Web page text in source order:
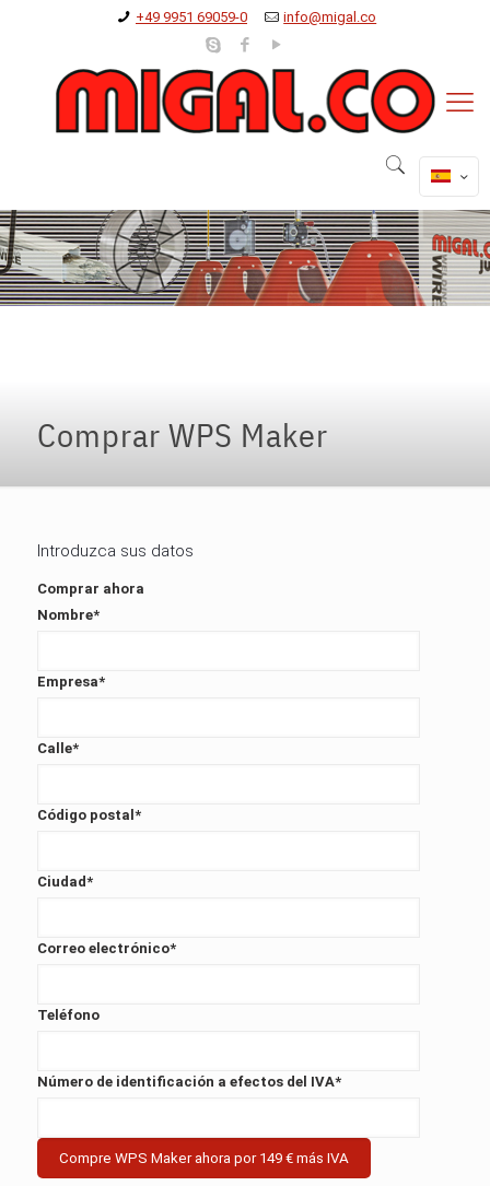
+49 9951 69059-0 info@migal.co
Comprar WPS Maker
Introduzca sus datos
Comprar ahora
Nombre*
Empresa*
Calle*
Código postal *
Ciudad*
Correo electrónico*
Teléfono
Número de identificación a efectos del IVA*